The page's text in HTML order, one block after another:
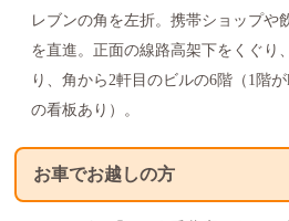
レブンの角を左折。携帯ショップや
を直進。正面の線路高架下をくぐり
り、角から2軒目のビルの6階（1階
の看板あり）。
お車でお越しの方